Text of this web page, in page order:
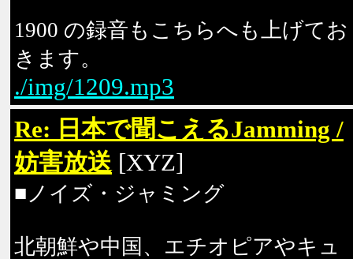
1900 の録音もこちらへも上げてお
きます。
./img/1209.mp3
Re: 日本で聞こえるJamming /
妨害放送 [XYZ]
■ノイズ・ジャミング
北朝鮮や中国、エチオピアやキュ